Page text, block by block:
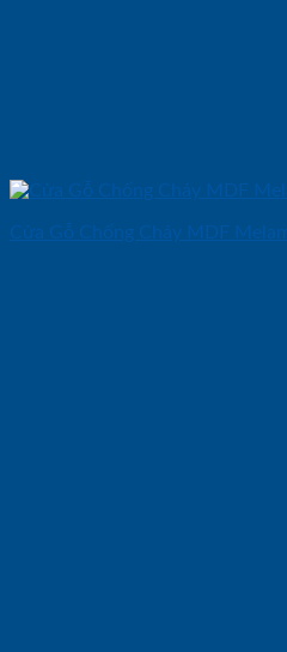
Cửa Gỗ Chống Cháy MDF